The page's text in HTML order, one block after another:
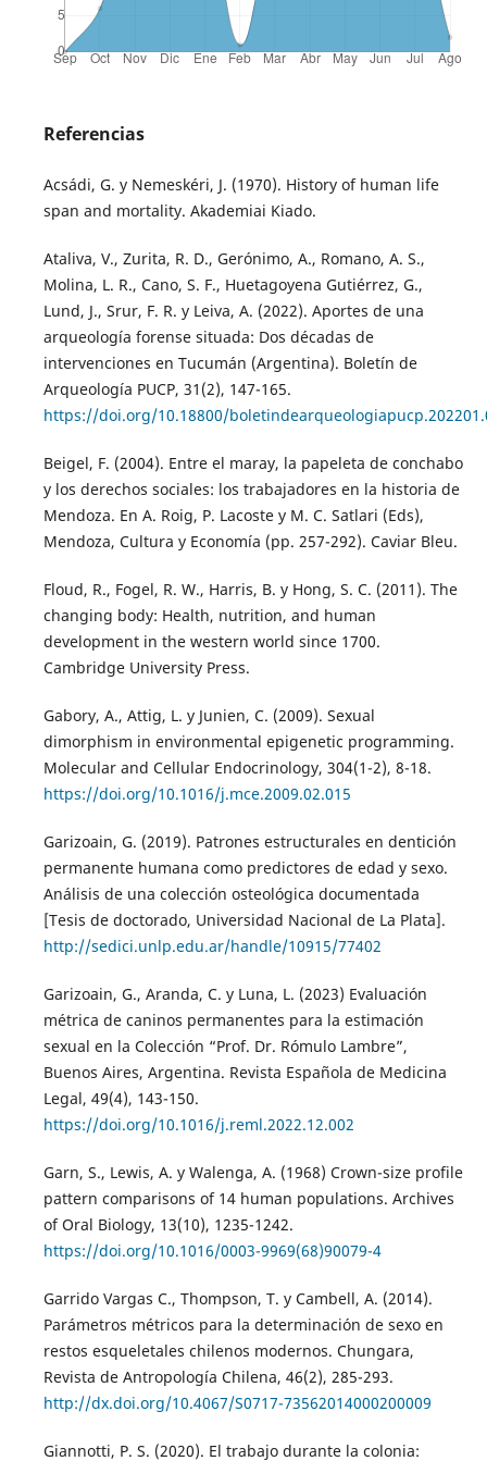
Referencias
Acsádi, G. y Nemeskéri, J. (1970). History of human life
span and mortality. Akademiai Kiado.
Ataliva, V., Zurita, R. D., Gerónimo, A., Romano, A. S.,
Molina, L. R., Cano, S. F., Huetagoyena Gutiérrez, G.,
Lund, J., Srur, F. R. y Leiva, A. (2022). Aportes de una
arqueología forense situada: Dos décadas de
intervenciones en Tucumán (Argentina). Boletín de
Arqueología PUCP, 31(2), 147-165.
https://doi.org/10.18800/
Beigel, F. (2004). Entre el maray, la papeleta de conchabo
y los derechos sociales: los trabajadores en la historia de
Mendoza. En A. Roig, P. Lacoste y M. C. Satlari (Eds),
Mendoza, Cultura y Economía (pp. 257-292). Caviar Bleu.
Floud, R., Fogel, R. W., Harris, B. y Hong, S. C. (2011). The
changing body: Health, nutrition, and human
development in the western world since 1700.
Cambridge University Press.
Gabory, A., Attig, L. y Junien, C. (2009). Sexual
dimorphism in environmental epigenetic programming.
Molecular and Cellular Endocrinology, 304(1-2), 8-18.
https://doi.org/10.1016/j.mce.2009.02.015
Garizoain, G. (2019). Patrones estructurales en dentición
permanente humana como predictores de edad y sexo.
Análisis de una colección osteológica documentada
[Tesis de doctorado, Universidad Nacional de La Plata].
http://sedici.unlp.edu.ar/handle/10915/77402
Garizoain, G., Aranda, C. y Luna, L. (2023) Evaluación
métrica de caninos permanentes para la estimación
sexual en la Colección “Prof. Dr. Rómulo Lambre”,
Buenos Aires, Argentina. Revista Española de Medicina
Legal, 49(4), 143-150.
https://doi.org/10.1016/j.reml.2022.12.002
Garn, S., Lewis, A. y Walenga, A. (1968) Crown-size profile
pattern comparisons of 14 human populations. Archives
of Oral Biology, 13(10), 1235-1242.
https://doi.org/10.1016/0003-9969(68)90079-4
Garrido Vargas C., Thompson, T. y Cambell, A. (2014).
Parámetros métricos para la determinación de sexo en
restos esqueletales chilenos modernos. Chungara,
Revista de Antropología Chilena, 46(2), 285-293.
http://dx.doi.org/10.4067/S0717-73562014000200009
Giannotti, P. S. (2020). El trabajo durante la colonia: